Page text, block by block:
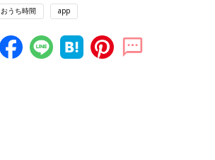
おうち時間 app